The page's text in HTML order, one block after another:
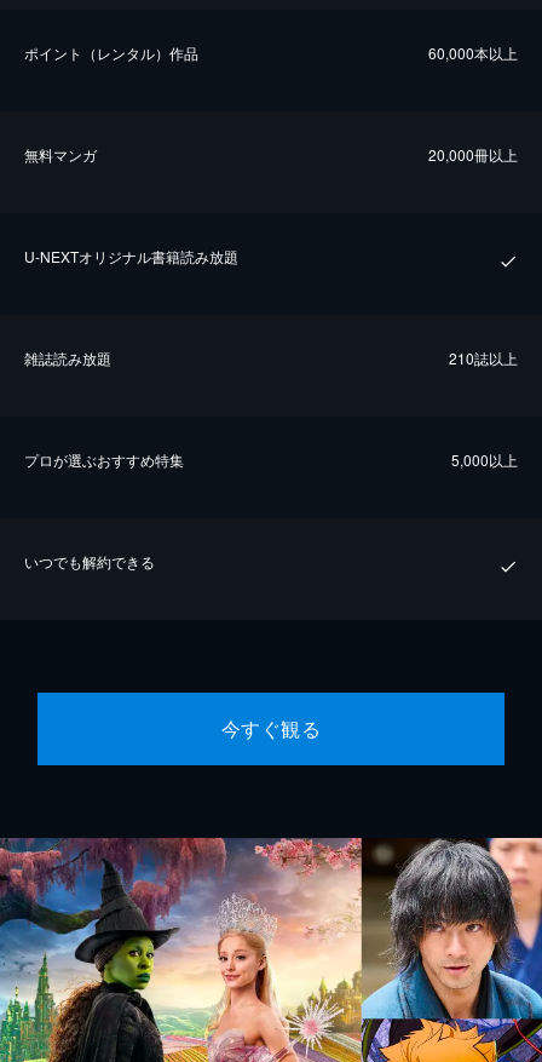
ポイント（レンタル）作品 60,000本以上
無料マンガ 20,000冊以上
U-NEXTオリジナル書籍読み放題
雑誌読み放題 210誌以上
プロが選ぶおすすめ特集 5,000以上
いつでも解約できる
今すぐ観る